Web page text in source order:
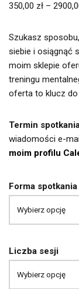
350,00 zł –
Szukasz
siebie i osiągnąć
moim sklepie
treningu
oferta to klucz do
Termin
wiadomości e-
moim profilu
Forma spotkania
Liczba sesji